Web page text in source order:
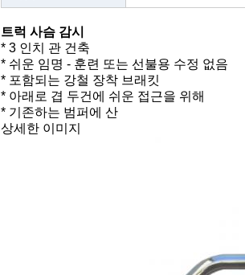
트럭 사슴 감시
* 3 인치 관 건축
* 쉬운 임명 - 훈련 또는 선불용 수정 없음
* 포함되는 강철 장착 브래킷
* 아래로 겹 두건에 쉬운 접근을 위해
* 기존하는 범퍼에 산
상세한 이미지